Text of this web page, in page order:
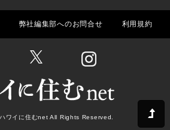
弊社編集部へのお問合せ 利用規約
ワイに住むnet All Rights Reserved.